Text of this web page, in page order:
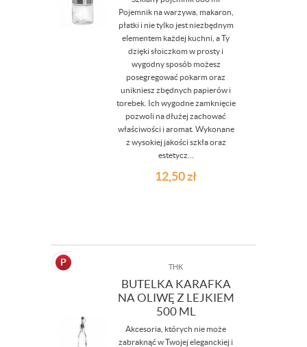
Pojemnik na warzywa, makaron,
płatki i nie tylko jest niezbędnym
elementem każdej kuchni, a Ty
dzięki słoiczkom w prosty i
wygodny sposób możesz
posegregować pokarm oraz
unikniesz zbędnych papierów i
torebek. Ich wygodne zamknięcie
pozwoli na dłużej zachować
właściwości i aromat. Wykonane
z wysokiej jakości szkła oraz
estetycz...
12,50zł
THK
BUTELKA KARAFKA
NA OLIWĘ Z LEJKIEM
500 ML
Akcesoria, których nie może
zabraknąć w Twojej eleganckiej i